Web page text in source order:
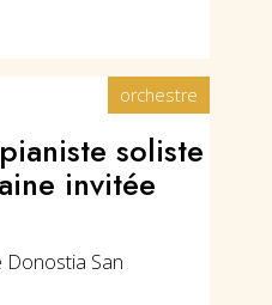
orchestre
soliste
invitée
Donostia San